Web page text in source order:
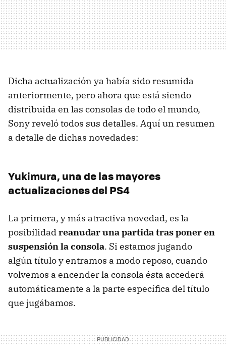
Dicha actualización ya había sido resumida
anteriormente, pero ahora que está siendo
distribuida en las consolas de todo el mundo,
Sony reveló todos sus detalles. Aquí un resumen
a detalle de dichas novedades:
Yukimura, una de las mayores
actualizaciones del PS4
La primera, y más atractiva novedad, es la
posibilidadreanudar una partida tras poner en
suspensión la consola. Si estamos jugando
algún título y entramos a modo reposo, cuando
volvemos a encender la consola ésta accederá
automáticamente a la parte específica del título
que jugábamos.